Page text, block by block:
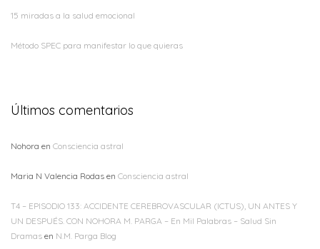
15 miradas a la salud emocional
Método SPEC para manifestar lo que quieras
Últimos comentarios
Nohora en Consciencia astral
Maria N Valencia Rodas en Consciencia astral
T4 – EPISODIO 133: ACCIDENTE CEREBROVASCULAR (ICTUS), UN ANTES Y
UN DESPUÉS. CON NOHORA M. PARGA – En Mil Palabras – Salud Sin
Dramas en N.M. Parga Blog